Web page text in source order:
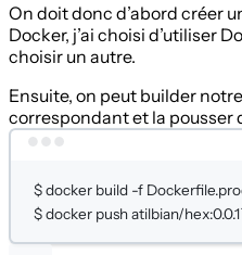
On doit donc d’abord créer
Docker, j’ai choisi d’utiliser
choisir un autre.
Ensuite, on peut builder
correspondant et la pousser
$docker build -f
$docker pushatilbian/